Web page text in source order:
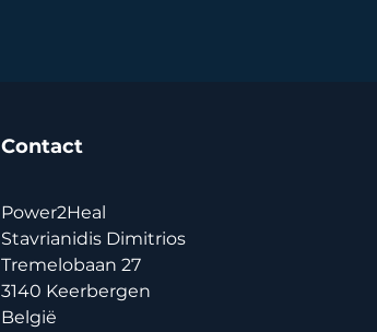
Contact
Power2Heal
Stavrianidis Dimitrios
Tremelobaan 27
3140 Keerbergen
België